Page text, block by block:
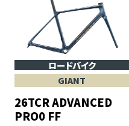
ロードバイク
GIANT
26TCR ADVANCED
PRO0 FF